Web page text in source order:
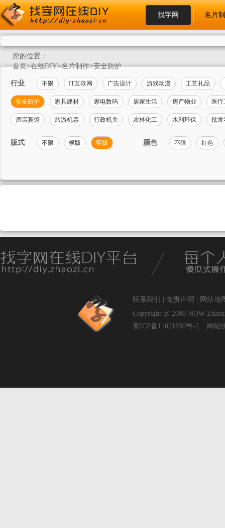
找字网 名片
您的位置：
首页>在线DIY>名片制作>安全防护
行业 不限 IT互联网 广告设计 游戏动漫 工艺礼品
安全防护 家具建材 家电数码 居家生活 房产物业 医
酒店宾馆 旅游机票 行政机关 农林化工 水利环保 批发
版式 不限 横版 竖版 颜色 不限 红色
联系我们 免责声明
网站地
Copyright @ 2000-NOW
冀ICP备11021830号-2
网站